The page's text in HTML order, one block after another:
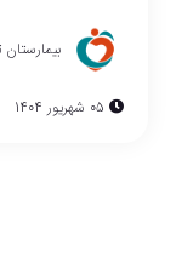
05 شهریور 1404